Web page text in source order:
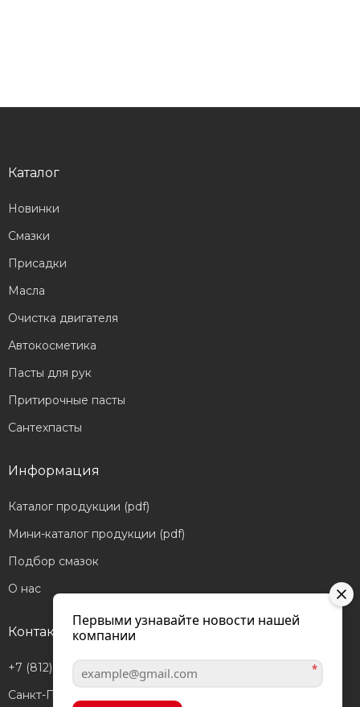
Каталог
Новинки
Смазки
Присадки
Масла
Очистка двигателя
Автокосметика
Пасты для рук
Притирочные пасты
Сантехпасты
Информация
Каталог продукции (pdf)
Мини-каталог продукции (pdf)
Подбор смазок
О нас
Контакты
+7 (812) 601-05-56
Санкт-Петербург,
Первыми узнавайте новости нашей
компании
*